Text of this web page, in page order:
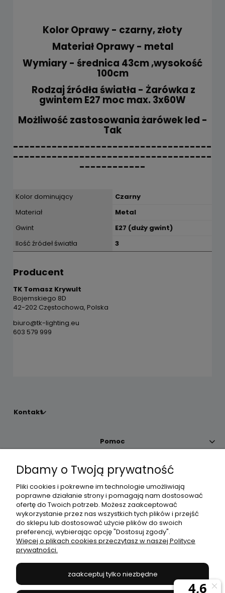
Kolor Oprawy - czarny, złoty
Materiał Oprawy - metal
Wymiary - średnica 43cm ,wysokość
100cm
Rodzaj źródła światła - Żarówka z
gwintem E27 moc max. 3x60W
Możliwość zastosowania żarówek led -
Tak
------------------------------------
------------------------------------
------------
Kolor dominujący
Czarny
Materiał
Metal
Gwint
E27 (duży gwint)
Ilość źródeł światła
3
Producent
TK Tomasz Krywult
Bojemskiego 8D
42-202 Częstochowa, Polska
biuro@tk-lighting.eu
603 579 999
Kontakt
Pomoc
Moje konto
Płatności i dostawa
Informacje
Dbamy o Twoją prywatność
Pliki cookies i pokrewne im technologie umożliwiają
poprawne działanie strony i pomagają nam dostosować
ofertę do Twoich potrzeb. Możesz zaakceptować
wykorzystanie przez nas wszystkich tych plików i przejść
do sklepu lub dostosować użycie plików do swoich
preferencji, wybierając opcję "Dostosuj zgody".
Więcej o plikach cookies przeczytasz w naszej Polityce
prywatności.
zaakceptuj tylko niezbędne